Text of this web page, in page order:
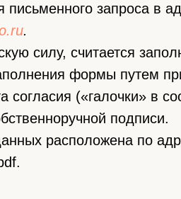
запроса в
.
силу, считается
формы путем
согласия («галочки» в
подписи.
расположена по